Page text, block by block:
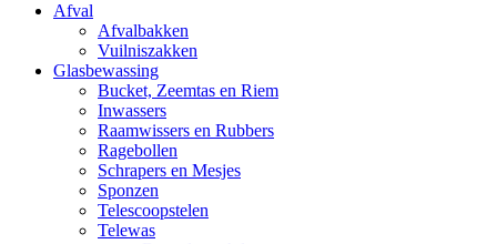
Afval
Afvalbakken
Vuilniszakken
Glasbewassing
Bucket, Zeemtas en Riem
Inwassers
Raamwissers en Rubbers
Ragebollen
Schrapers en Mesjes
Sponzen
Telescoopstelen
Telewas